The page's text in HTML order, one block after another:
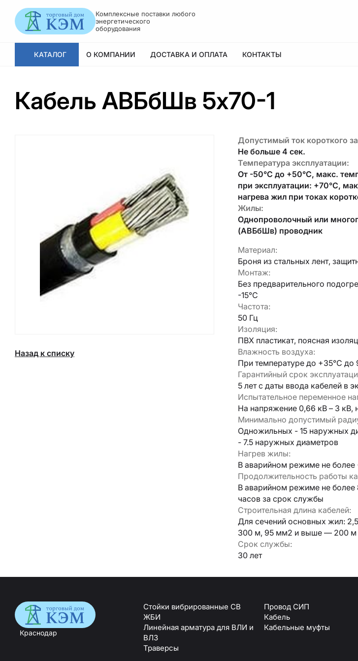
Комплексные поставки любого
энергетического
оборудования
КАТАЛОГ О КОМПАНИИ ДОСТАВКА И ОПЛАТА КОНТАКТЫ
Кабель АВБбШв 5х70-1
Назад к списку
Допустимый ток короткого
Не больше 4 сек.
Температура эксплуатации:
От -50°С до +50°С, макс.
при эксплуатации: +70°С,
нагрева жил при токаx
Жилы:
Однопроволочный или
(АВБбШв) проводник
Материал:
Броня из стальных лент,
Монтаж:
Без предварительного
-15°С
Частота:
50 Гц
Изоляция:
ПВХ пластикат, поясная
Влажность воздуха:
При температуре до +35°С до
Гарантийный срок
5 лет с даты ввода кабелей в
Испытательное переменное
На напряжение 0,66 кВ – 3 кВ,
Минимально допустимый
Одножильныx - 15 наружныx
- 7.5 наружныx диаметров
Нагрев жилы:
В аварийном режиме не более
Продолжительность работы
В аварийном режиме не более
часов за срок службы
Строительная длина кабелей:
Для сечений основныx жил:
300 м, 95 мм2 и выше — 200 м
Срок службы:
30 лет
Краснодар
Стойки вибрированные СВ
ЖБИ
Линейная арматура для ВЛИ и
ВЛЗ
Траверсы
Провод СИП
Кабель
Кабельные муфты
ОТПРАВИТЬ
персональных
+7 (861) 234-19-13
Армавир
Геленджик
Горячий Ключ
Донецк
Краснодар
Кропоткин
Севастополь
Симферополь
Ставрополь
Туапсе